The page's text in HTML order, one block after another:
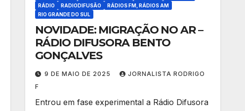
RÁDIO
RADIODIFUSÃO
RÁDIOS FM, RÁDIOS AM
RIO GRANDE DO SUL
NOVIDADE: MIGRAÇÃO NO AR –
RÁDIO DIFUSORA BENTO
GONÇALVES
9 DE MAIO DE 2025
JORNALISTA RODRIGO
F
Entrou em fase experimental a Rádio Difusora